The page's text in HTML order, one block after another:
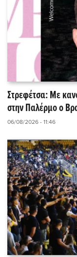
Στρεφέτσα: Με
στην Παλέρμο ο
06/08/2026 - 11:46